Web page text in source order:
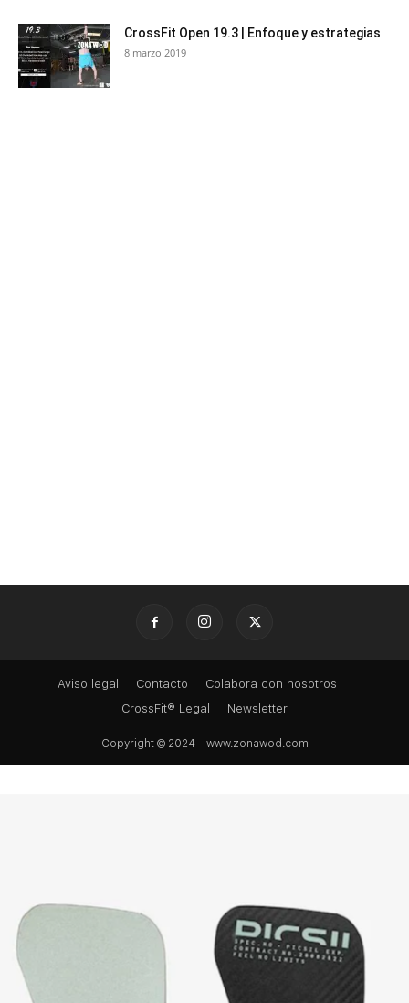
CrossFit Open 19.3 | Enfoque y estrategias
8 marzo 2019
Aviso legal Contacto
Colabora con nosotros
CrossFit® Legal
Newsletter
Copyright © 2024 - www.zonawod.com